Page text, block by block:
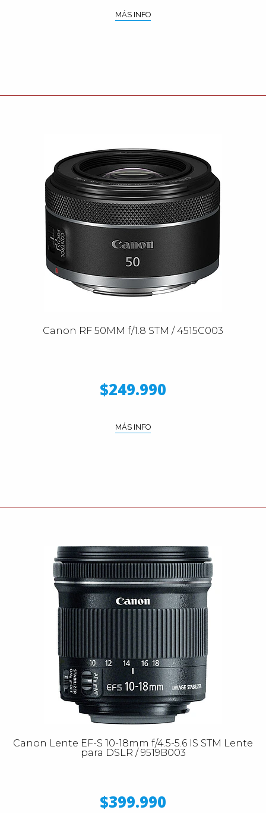
MÁS INFO
Canon RF 50MM f/1.8 STM / 4515C003
$249.990
MÁS INFO
Canon Lente EF-S 10-18mm f/4.5-5.6 IS STM Lente
para DSLR / 9519B003
$399.990